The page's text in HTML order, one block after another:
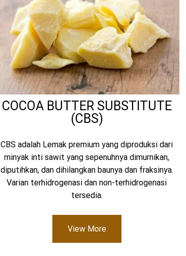
COCOA BUTTER SUBSTITUTE
(CBS)
CBS adalah Lemak premium yang diproduksi dari
minyak inti sawit yang sepenuhnya dimurnikan,
diputihkan, dan dihilangkan baunya dan fraksinya.
Varian terhidrogenasi dan non-terhidrogenasi
tersedia.
View More